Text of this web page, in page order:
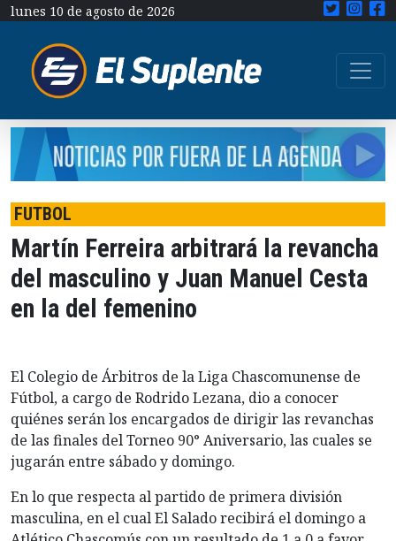
lunes 10 de agosto de 2026
FUTBOL
Martín Ferreira arbitrará la revancha
del masculino y Juan Manuel Cesta
en la del femenino
El Colegio de Árbitros de la Liga Chascomunense de
Fútbol, a cargo de Rodrido Lezana, dio a conocer
quiénes serán los encargados de dirigir las revanchas
de las finales del Torneo 90° Aniversario, las cuales se
jugarán entre sábado y domingo.
En lo que respecta al partido de primera división
masculina, en el cual El Salado recibirá el domingo a